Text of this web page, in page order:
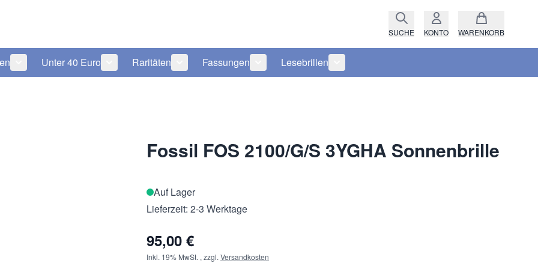
SUCHE KONTO WARENKORB
Pflegeprodukte anzeigen
Untermenü für Kategorie Sonnenbrillen anzeigen
Unter 40 Euro
Untermenü für Kategorie Unter 40 Euro anzeigen
Raritäten
Untermenü für Kategorie Raritäten anzeigen
Fassungen
Untermenü für Kategorie Fassungen anzeigen
Lesebrillen
Untermenü für Kategorie Lesebrillen anzeigen
Fossil FOS 2100/G/S 3YGHA Sonnenbrille
Auf Lager
Lieferzeit: 2-3 Werktage
95,00 €
Inkl. 19% MwSt. , zzgl. Versandkosten